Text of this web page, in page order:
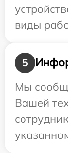
виды
5
Мы
Вашей